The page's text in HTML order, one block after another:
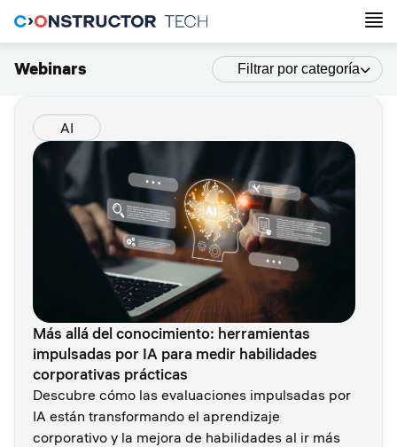
Webinars Filtrar por categoría
AI
Más allá del conocimiento: herramientas
impulsadas por IA para medir habilidades
corporativas prácticas
Descubre cómo las evaluaciones impulsadas por
IA están transformando el aprendizaje
corporativo y la mejora de habilidades al ir más